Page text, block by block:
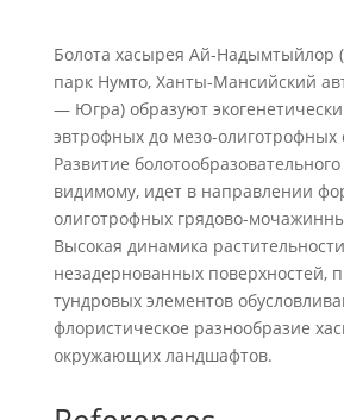
Болота хасырея Ай-Надымтыйлор
парк Нумто, Ханты-Мансийский
— Югра) образуют
эвтрофных до мезо-олиготрофных
Развитие
видимому, идет в направлении
олиготрофных грядово-
Высокая динамика
незадернованных поверхностей,
тундровых элементов
флористическое разнообразие
окружающих ландшафтов.